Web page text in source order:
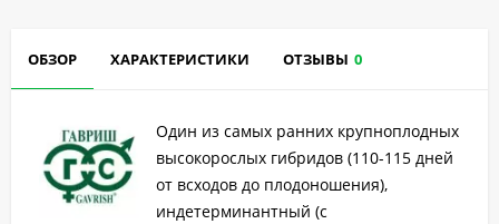
ОБЗОР ХАРАКТЕРИСТИКИ ОТЗЫВЫ 0
Один из самых ранних крупноплодных
высокорослых гибридов (110-115 дней
от всходов до плодоношения),
индетерминантный (с